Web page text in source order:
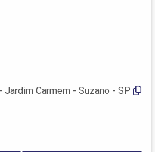
Jardim Carmem - Suzano - SP